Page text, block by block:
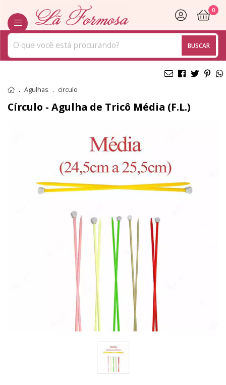
BUSCAR
0
Agulhas circulo
Círculo - Agulha de Tricô Média (F.L.)